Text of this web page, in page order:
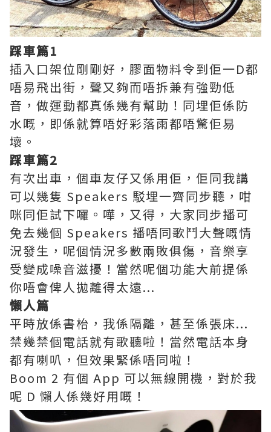
踩車篇1
插入口架位剛剛好，膠面物料令到佢一D都
唔易飛出街，聲又夠而唔拆兼有強勁低
音，做運動都真係幾有幫助！同埋佢係防
水嘅，即係就算唔好彩落雨都唔驚佢易
壞。
踩車篇2
有次出車，個車友仔又係用佢，佢同我講
可以幾隻 Speakers 駁埋一齊同步聽，咁
咪同佢試下囉。嘩，又得，大家同步播可
免去幾個 Speakers 播唔同歌鬥大聲嘅情
況發生，呢個情況多數兩敗俱傷，音樂享
受變成噪音滋擾！當然呢個功能大前提係
你唔會俾人拋離得太遠...
懶人篇
平時放係書枱，我係隔離，甚至係張床...
禁幾禁個電話就有歌聽啦！當然電話本身
都有喇叭，但效果緊係唔同啦！
Boom 2 有個 App 可以無線開機，對於我
呢 D 懶人係幾好用嘅！